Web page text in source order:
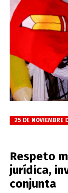
25 DE NOVIEMBRE
Respeto
jurídica,
conjunta